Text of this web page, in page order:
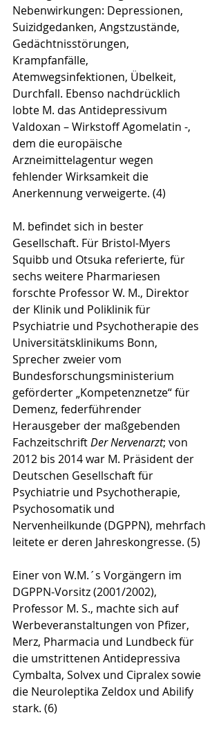
Nebenwirkungen: Depressionen,
Suizidgedanken, Angstzustände,
Gedächtnisstörungen,
Krampfanfälle,
Atemwegsinfektionen, Übelkeit,
Durchfall. Ebenso nachdrücklich
lobte M. das Antidepressivum
Valdoxan – Wirkstoff Agomelatin -,
dem die europäische
Arzneimittelagentur wegen
fehlender Wirksamkeit die
Anerkennung verweigerte. (4)
M. befindet sich in bester
Gesellschaft. Für Bristol-Myers
Squibb und Otsuka referierte, für
sechs weitere Pharmariesen
forschte Professor W. M., Direktor
der Klinik und Poliklinik für
Psychiatrie und Psychotherapie des
Universitätsklinikums Bonn,
Sprecher zweier vom
Bundesforschungsministerium
geförderter „Kompetenznetze“ für
Demenz, federführender
Herausgeber der maßgebenden
Fachzeitschrift Der Nervenarzt; von
2012 bis 2014 war M. Präsident der
Deutschen Gesellschaft für
Psychiatrie und Psychotherapie,
Psychosomatik und
Nervenheilkunde (DGPPN), mehrfach
leitete er deren Jahreskongresse. (5)
Einer von W.M.´s Vorgängern im
DGPPN-Vorsitz (2001/2002),
Professor M. S., machte sich auf
Werbeveranstaltungen von Pfizer,
Merz, Pharmacia und Lundbeck für
die umstrittenen Antidepressiva
Cymbalta, Solvex und Cipralex sowie
die Neuroleptika Zeldox und Abilify
stark. (6)